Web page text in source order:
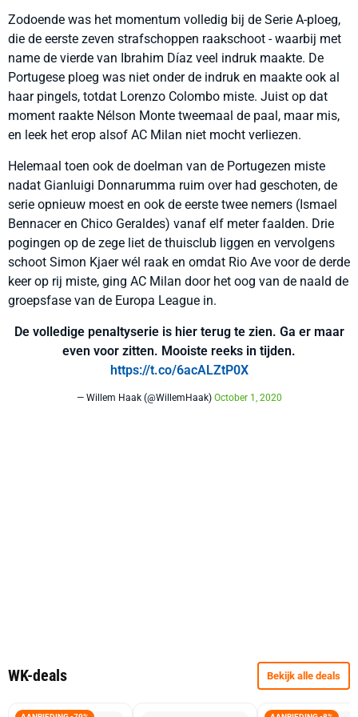
Zodoende was het momentum volledig bij de Serie A-ploeg,
die de eerste zeven strafschoppen raakschoot - waarbij met
name de vierde van Ibrahim Díaz veel indruk maakte. De
Portugese ploeg was niet onder de indruk en maakte ook al
haar pingels, totdat Lorenzo Colombo miste. Juist op dat
moment raakte Nélson Monte tweemaal de paal, maar mis,
en leek het erop alsof AC Milan niet mocht verliezen.
Helemaal toen ook de doelman van de Portugezen miste
nadat Gianluigi Donnarumma ruim over had geschoten, de
serie opnieuw moest en ook de eerste twee nemers (Ismael
Bennacer en Chico Geraldes) vanaf elf meter faalden. Drie
pogingen op de zege liet de thuisclub liggen en vervolgens
schoot Simon Kjaer wél raak en omdat Rio Ave voor de derde
keer op rij miste, ging AC Milan door het oog van de naald de
groepsfase van de Europa League in.
De volledige penaltyserie is hier terug te zien. Ga er maar
even voor zitten. Mooiste reeks in tijden.
https://t.co/6acALZtP0X
— Willem Haak (@WillemHaak) October 1, 2020
WK-deals Bekijk alle deals